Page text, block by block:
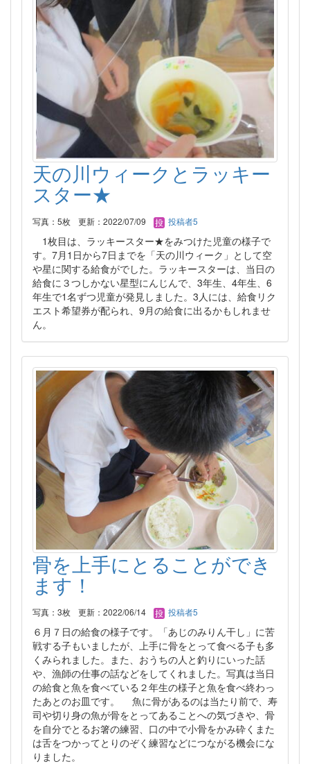
天の川ウィークとラッキー
スター★
写真：5枚 更新：2022/07/09 投稿者5
1枚目は、ラッキースター★をみつけた児童の様子で
す。7月1日から7日までを「天の川ウィーク」として空
や星に関する給食がでした。ラッキースターは、当日の
給食に３つしかない星型にんじんで、3年生、4年生、6
年生で1名ずつ児童が発見しました。3人には、給食リク
エスト希望券が配られ、9月の給食に出るかもしれませ
ん。
骨を上手にとることができ
ます！
写真：3枚 更新：2022/06/14 投稿者5
６月７日の給食の様子です。「あじのみりん干し」に苦
戦する子もいましたが、上手に骨をとって食べる子も多
くみられました。また、おうちの人と釣りにいった話
や、漁師の仕事の話などをしてくれました。写真は当日
の給食と魚を食べている２年生の様子と魚を食べ終わっ
たあとのお皿です。 魚に骨があるのは当たり前で、寿
司や切り身の魚が骨をとってあることへの気づきや、骨
を自分でとるお箸の練習、口の中で小骨をかみ砕くまた
は舌をつかってとりのぞく練習などにつながる機会にな
りました。